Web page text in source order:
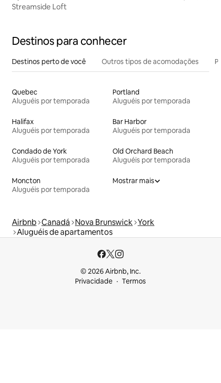
Streamside Loft
Destinos para conhecer
Destinos perto de você Outros tipos de acomodações
Quebec
Aluguéis por temporada
Portland
Aluguéis por temporada
Halifax
Aluguéis por temporada
Bar Harbor
Aluguéis por temporada
Condado de York
Aluguéis por temporada
Old Orchard Beach
Aluguéis por temporada
Moncton
Aluguéis por temporada
Mostrar mais
Airbnb Canadá Nova Brunswick York
Aluguéis de apartamentos
© 2026 Airbnb, Inc.
Privacidade
Termos